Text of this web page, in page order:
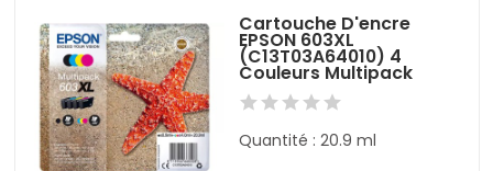
Cartouche D'encre
EPSON 603XL
(C13T03A64010) 4
Couleurs Multipack
Quantité : 20.9 ml